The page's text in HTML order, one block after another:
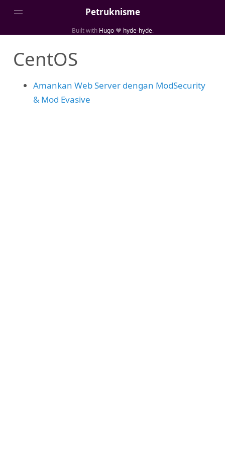
Petruknisme
Portfolio
Built with Hugo❤️ hyde-hyde.
CentOS
Amankan Web Server dengan ModSecurity
& Mod Evasive